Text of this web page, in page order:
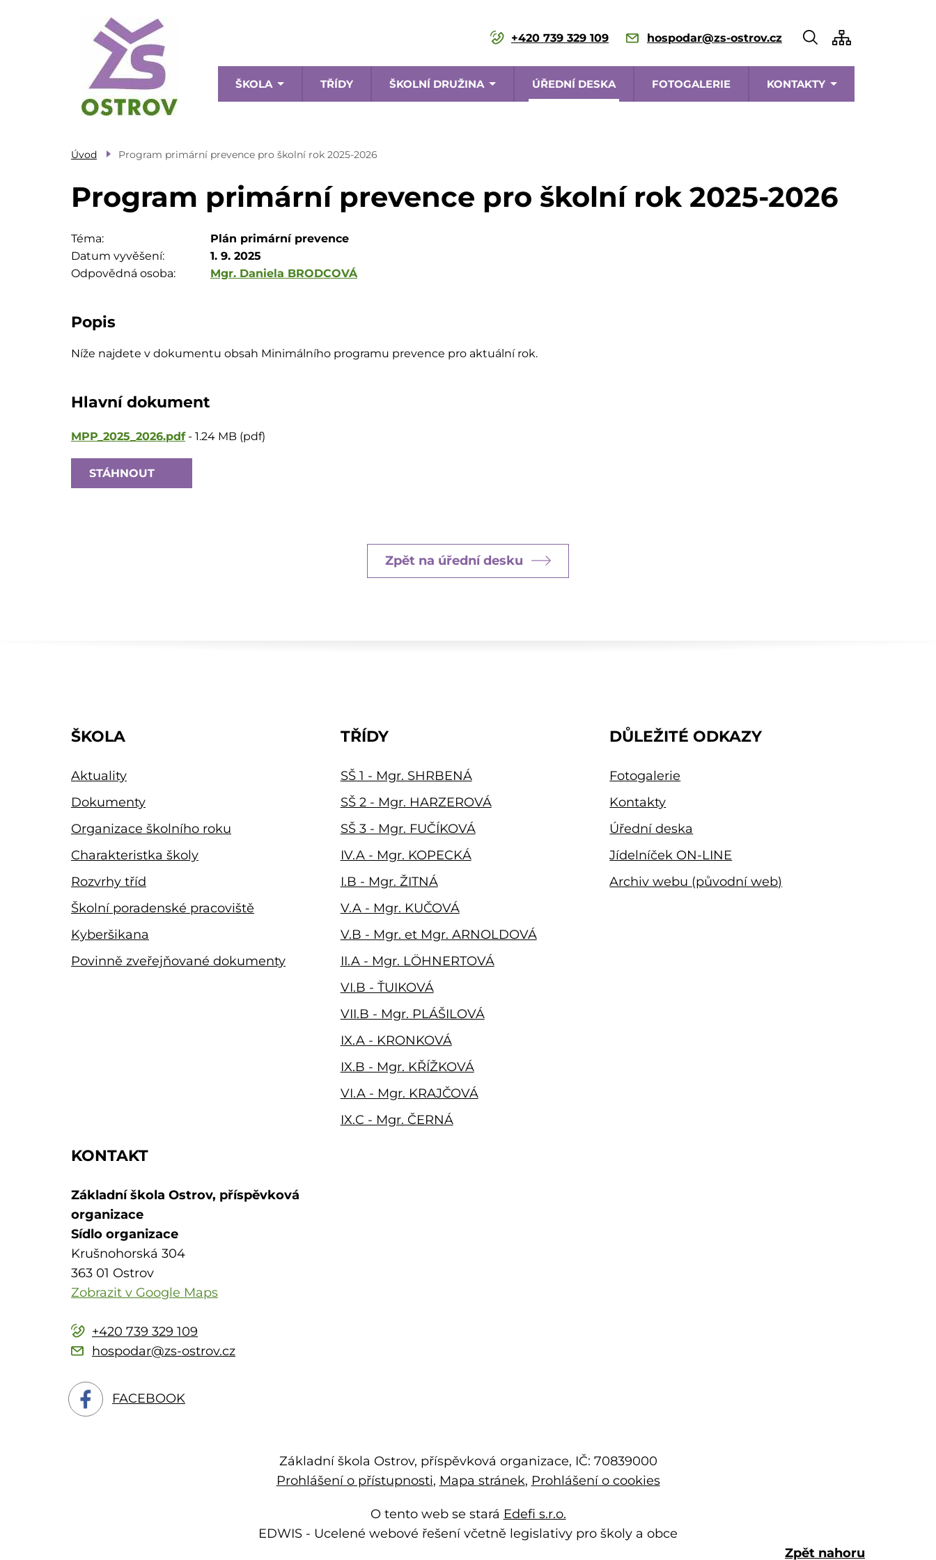
+420 739 329 109 hospodar@zs-ostrov.cz
Menu
navigace
ŠKOLA TŘÍDY ŠKOLNÍ DRUŽINA ÚŘEDNÍ DESKA FOTOGALERIE KONTAKTY
Úvod Program primární prevence pro školní rok 2025-2026
Program primární prevence pro školní rok 2025-2026
Téma
Plán primární prevence
Datum vyvěšení
1. 9. 2025
Odpovědná osoba
Mgr. Daniela BRODCOVÁ
Popis
Níže najdete v dokumentu obsah Minimálního programu prevence pro aktuální rok.
Hlavní dokument
MPP_2025_2026.pdf - 1.24 MB (pdf)
STÁHNOUT
Zpět na úřední desku
ŠKOLA
Aktuality
Dokumenty
Organizace školního roku
Charakteristka školy
Rozvrhy tříd
Školní poradenské pracoviště
Kyberšikana
Povinně zveřejňované dokumenty
TŘÍDY
SŠ 1 - Mgr. SHRBENÁ
SŠ 2 - Mgr. HARZEROVÁ
SŠ 3 - Mgr. FUČÍKOVÁ
IV.A - Mgr. KOPECKÁ
I.B - Mgr. ŽITNÁ
V.A - Mgr. KUČOVÁ
V.B - Mgr. et Mgr. ARNOLDOVÁ
II.A - Mgr. LÖHNERTOVÁ
VI.B - ŤUIKOVÁ
VII.B - Mgr. PLÁŠILOVÁ
IX.A - KRONKOVÁ
IX.B - Mgr. KŘÍŽKOVÁ
VI.A - Mgr. KRAJČOVÁ
IX.C - Mgr. ČERNÁ
DŮLEŽITÉ ODKAZY
Fotogalerie
Kontakty
Úřední deska
Jídelníček ON-LINE
Archiv webu (původní web)
KONTAKT
Základní škola Ostrov, příspěvková
organizace
Sídlo organizace
Krušnohorská 304
363 01 Ostrov
Zobrazit v Google Maps
+420 739 329 109
hospodar@zs-ostrov.cz
FACEBOOK
Základní škola Ostrov, příspěvková organizace, IČ: 70839000
Prohlášení o přístupnosti Mapa stránek Prohlášení o cookies
O tento web se stará Edefi s.r.o.
EDWIS - Ucelené webové řešení včetně legislativy pro školy a obce
Zpět nahoru